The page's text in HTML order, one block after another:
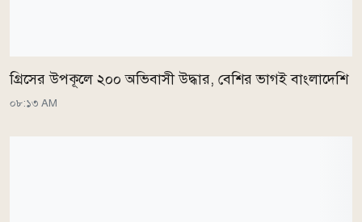
গ্রিসের উপকূলে ২০০ অভিবাসী উদ্ধার, বেশির ভাগই বাংলাদেশি
০৮:১৩ AM